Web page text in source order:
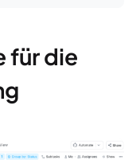
für die